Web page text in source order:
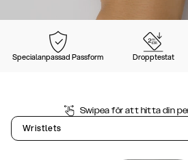
Specialanpassad Passform Dropptestat
Swipea för att hitta din
Wristlets